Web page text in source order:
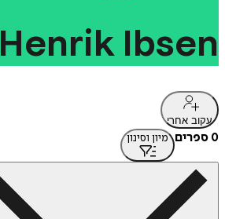
Henrik Ibsen
עקוב אחרי
0 ספרים מיון וסינון